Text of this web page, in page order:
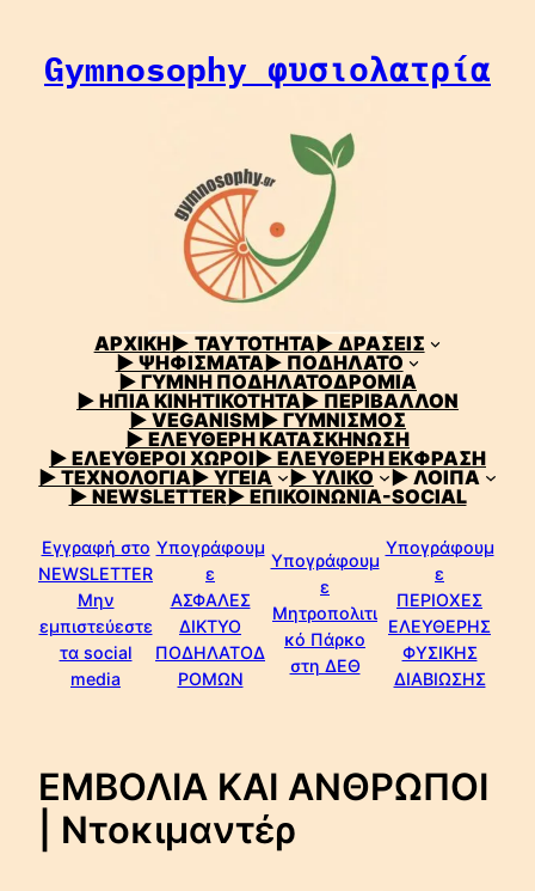
περιεχόμενο
Gymnosophy φυσιολατρία
ΑΡΧΙΚΗ▶ ΤΑΥΤΟΤΗΤΑ▶ ΔΡΑΣΕΙΣ
▶ ΨΗΦΙΣΜΑΤΑ▶ ΠΟΔΗΛΑΤΟ
▶ ΓΥΜΝΗ ΠΟΔΗΛΑΤΟΔΡΟΜΙΑ
▶ ΗΠΙΑ ΚΙΝΗΤΙΚΟΤΗΤΑ▶ ΠΕΡΙΒΑΛΛΟΝ
▶ VEGANISM▶ ΓΥΜΝΙΣΜΟΣ
▶ ΕΛΕΥΘΕΡΗ ΚΑΤΑΣΚΗΝΩΣΗ
▶ ΕΛΕΥΘΕΡΟΙ ΧΩΡΟΙ▶ ΕΛΕΥΘΕΡΗ ΕΚΦΡΑΣΗ
▶ ΤΕΧΝΟΛΟΓΙΑ▶ ΥΓΕΙΑ ▶ ΥΛΙΚΟ
▶ ΛΟΙΠΑ
▶ NEWSLETTER▶ ΕΠΙΚΟΙΝΩΝΙΑ-SOCIAL
Εγγραφή στο
NEWSLETTER
Μην
εμπιστεύεστε
τα social
media
Υπογράφουμ
ε
ΑΣΦΑΛΕΣ
ΔΙΚΤΥΟ
ΠΟΔΗΛΑΤΟΔ
ΡΟΜΩΝ
Υπογράφουμ
ε
Μητροπολιτι
κό Πάρκο
στη ΔΕΘ
Υπογράφουμ
ε
ΠΕΡΙΟΧΕΣ
ΕΛΕΥΘΕΡΗΣ
ΦΥΣΙΚΗΣ
ΔΙΑΒΙΩΣΗΣ
ΕΜΒΟΛΙΑ ΚΑΙ ΑΝΘΡΩΠΟΙ
| Ντοκιμαντέρ